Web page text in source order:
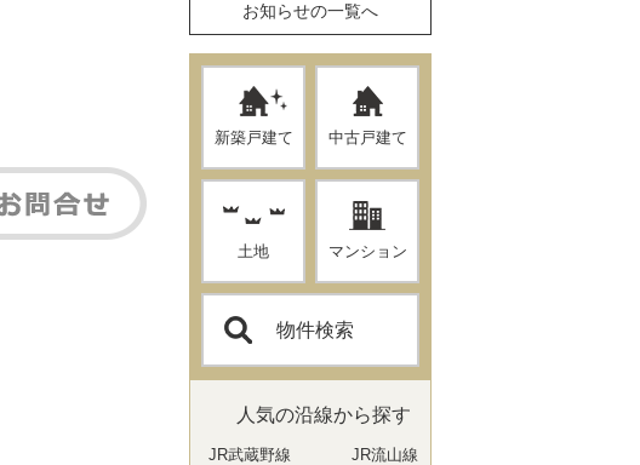
お知らせの一覧へ
新築戸建て 中古戸建て
土地 マンション
物件検索
人気の沿線から探す
JR武蔵野線
JR流山線